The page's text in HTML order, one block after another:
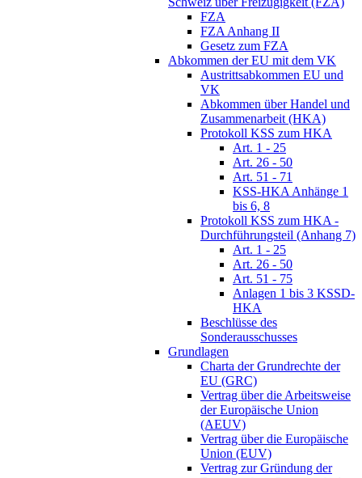
FZA
FZA Anhang II
Gesetz zum FZA
Abkommen der EU mit dem VK
Austrittsabkommen EU und
VK
Abkommen über Handel und
Zusammenarbeit (HKA)
Protokoll KSS zum HKA
Art. 1 - 25
Art. 26 - 50
Art. 51 - 71
KSS-HKA Anhänge 1
bis 6, 8
Protokoll KSS zum HKA -
Durchführungsteil (Anhang 7)
Art. 1 - 25
Art. 26 - 50
Art. 51 - 75
Anlagen 1 bis 3 KSSD-
HKA
Beschlüsse des
Sonderausschusses
Grundlagen
Charta der Grundrechte der
EU (GRC)
Vertrag über die Arbeitsweise
der Europäische Union
(AEUV)
Vertrag über die Europäische
Union (EUV)
Vertrag zur Gründung der